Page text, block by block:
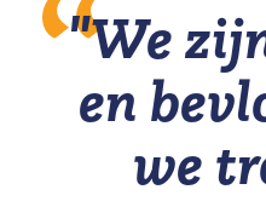
"We
en
we